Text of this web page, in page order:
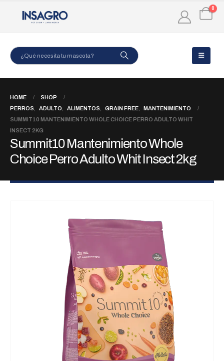
0
HOME
SHOP
PERROS
ADULTO ALIMENTOS GRAIN FREE
MANTENIMIENTO
SUMMIT10 MANTENIMIENTO WHOLE CHOICE PERRO ADULTO WHIT
INSECT 2KG
Summit10 Mantenimiento Whole
Choice Perro Adulto Whit Insect 2kg